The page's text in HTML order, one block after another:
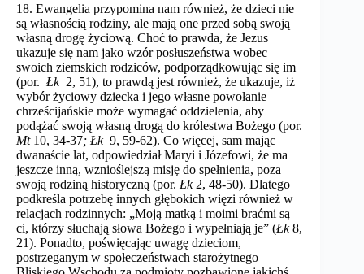
18. Ewangelia przypomina nam również, że dzieci nie
są własnością rodziny, ale mają one przed sobą swoją
własną drogę życiową. Choć to prawda, że Jezus
ukazuje się nam jako wzór posłuszeństwa wobec
swoich ziemskich rodziców, podporządkowując się im
(por. Łk2, 51), to prawdą jest również, że ukazuje, iż
wybór życiowy dziecka i jego własne powołanie
chrześcijańskie może wymagać oddzielenia, aby
podążać swoją własną drogą do królestwa Bożego (por.
Mt10, 34-37; Łk9, 59-62). Co więcej, sam mając
dwanaście lat, odpowiedział Maryi i Józefowi, że ​​ma
jeszcze inną, wznioślejszą misję do spełnienia, poza
swoją rodziną historyczną (por. Łk 2, 48-50). Dlatego
podkreśla potrzebę innych głębokich więzi również w
relacjach rodzinnych: „Moją matką i moimi braćmi są
ci, którzy słuchają słowa Bożego i wypełniają je” (Łk8,
21). Ponadto, poświęcając uwagę dzieciom,
postrzeganym w społeczeństwach starożytnego